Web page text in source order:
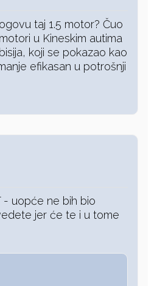
taj 1.5 motor? Čuo
u Kineskim autima
koji se pokazao kao
efikasan u potrošnji
- uopće ne bih bio
jer će te i u tome